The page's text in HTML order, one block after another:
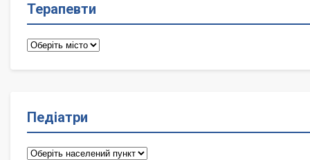
Терапевти
Терапевти
Педіатри
Педіатри